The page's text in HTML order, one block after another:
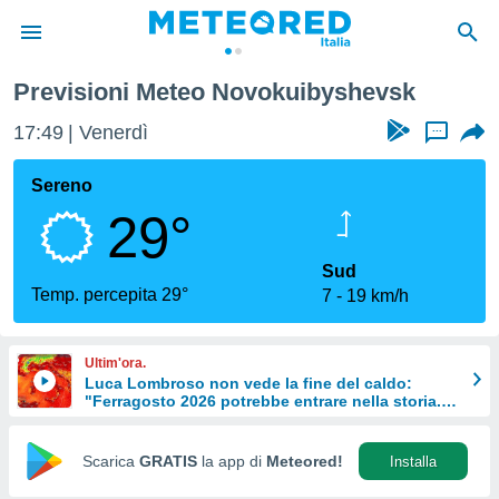
di
per
le
di
Web
Previsioni Meteo Novokuibyshevsk
17:49 Venerdì ...
Sereno
29°
Temp. percepita 29°
Sud
7
19 km/h
Ultim'ora.
Luca Lombroso non vede la fine del caldo:
"Ferragosto 2026 potrebbe entrare nella storia.
Scarica GRATIS la app di Meteored! Installa